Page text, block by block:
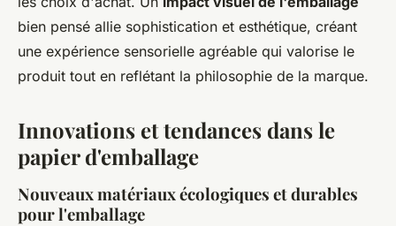
bien pensé allie sophistication et esthétique, créant
une expérience sensorielle agréable qui valorise le
produit tout en reflétant la philosophie de la marque.
Innovations et tendances dans le
papier d'emballage
Nouveaux matériaux écologiques et durables
pour l'emballage